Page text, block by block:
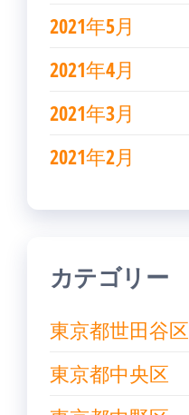
2021年5月
2021年4月
2021年3月
2021年2月
カテゴリー
東京都世田谷区
東京都中央区